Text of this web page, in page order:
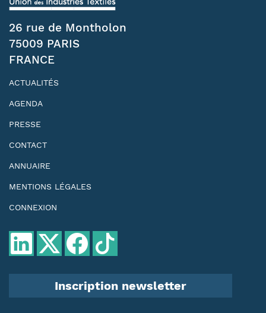
26 rue de Montholon
75009 PARIS
FRANCE
ACTUALITÉS
AGENDA
PRESSE
CONTACT
ANNUAIRE
MENTIONS LÉGALES
CONNEXION
Inscription newsletter